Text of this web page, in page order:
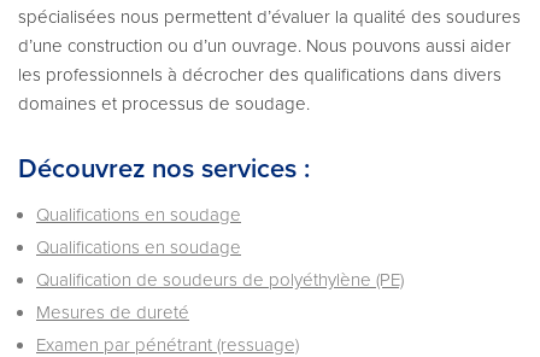
spécialisées nous permettent d’évaluer la qualité des soudures
d’une construction ou d’un ouvrage. Nous pouvons aussi aider
les professionnels à décrocher des qualifications dans divers
domaines et processus de soudage.
Découvrez nos services :
Qualifications en soudage
Qualifications en soudage
Qualification de soudeurs de polyéthylène (PE)
Mesures de dureté
Examen par pénétrant (ressuage)